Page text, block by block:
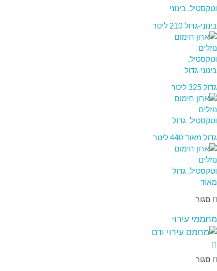
בינוני-גדול 210 ליטר
גדול 325 ליטר
גדול מאוד 440 ליטר
סגור
מחממי עירוי
סגור